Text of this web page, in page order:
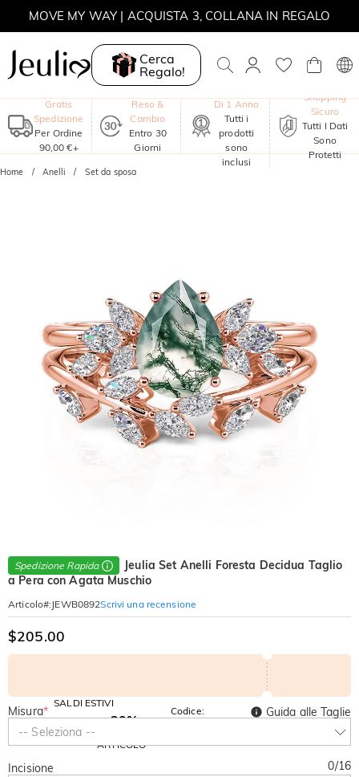
MOVE MY WAY | ACQUISTA 3, COLLANA IN REGALO
Cerca
Regalo!
Gratis
Spedizione
Per Ordine
90,00 €+
Reso &
Cambio
Entro 30
Giorni
Di 1 Anno
Tutti i
prodotti
sono
inclusi
Shopping
Sicuro
Tutti I Dati
Sono
Protetti
Home Anelli Set da sposa
Spedizione Rapida
Jeulia Set Anelli Foresta Decidua Taglio
a Pera con Agata Muschio
Articolo#: JEWB0892Scrivi una recensione
$205.00
SALDI ESTIVI
-10%
SU TUTTO
-30%
ARTICOLO
Codice:
SUMMER
Misura*
-- Seleziona --
Guida alle Taglie
Incisione 0/16